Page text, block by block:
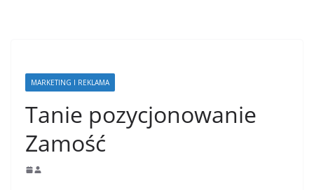
MARKETING I REKLAMA
Tanie pozycjonowanie
Zamość